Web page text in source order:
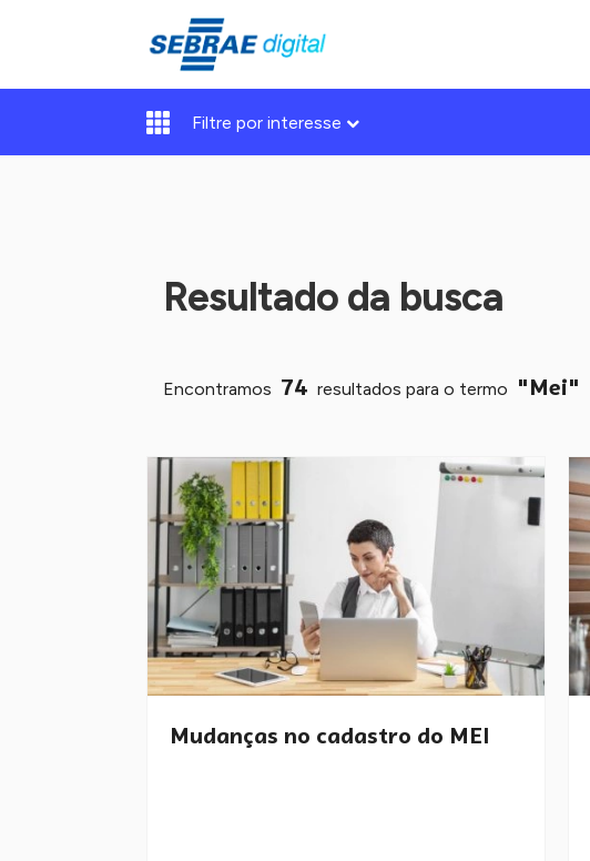
Filtre por interesse
Resultado da busca
Encontramos 74 resultados para o termo "Mei"
Mudanças no cadastro do MEI